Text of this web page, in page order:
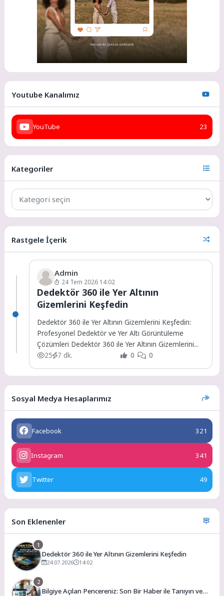
Youtube Kanalımız
YouTube 23
Kategoriler
Rastgele İçerik
Admin
24 Tem 2026 14:02
Dedektör 360 ile Yer Altının
Gizemlerini Keşfedin
Dedektör 360 ile Yer Altının Gizemlerini Keşfedin:
Profesyonel Dedektör ve Yer Altı Görüntüleme
Çözümleri Dedektör 360 ile Yer Altının Gizemlerini...
25
7 dk. 0 0
Sosyal Medya Hesaplarımız
Facebook 321
Instagram 341
Twitter 49
Son Eklenenler
1
Dedektör 360 ile Yer Altının Gizemlerini Keşfedin
24.07.2026 14:02
2
Bilgiye Açılan Pencereniz: Son Bir Haber ile Tanıyın ve